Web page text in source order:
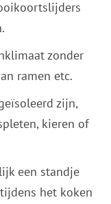
zonder
ramen etc.
zijn,
kieren of
een standje
het koken